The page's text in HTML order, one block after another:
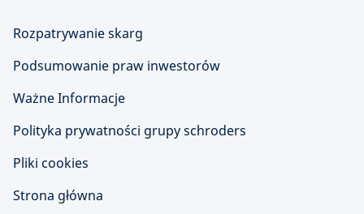
Rozpatrywanie skarg
Podsumowanie praw inwestorów
Ważne Informacje
Polityka prywatności grupy schroders
Pliki cookies
Strona główna